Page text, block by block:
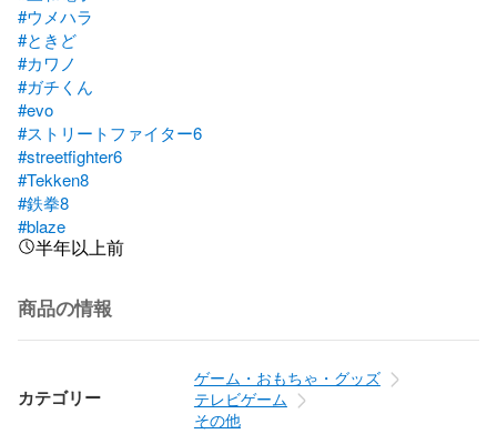
#ウメハラ
#ときど
#カワノ
#ガチくん
#evo
#ストリートファイター6
#streetfighter6
#Tekken8
#鉄拳8
#blaze
半年以上前
商品の情報
カテゴリー
ゲーム・おもちゃ・グッズ
テレビゲーム
その他